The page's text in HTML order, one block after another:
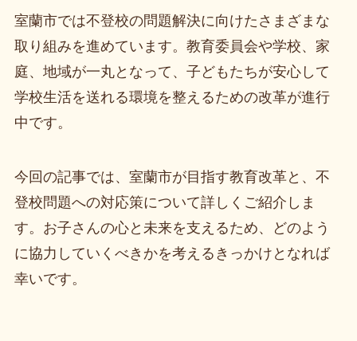
室蘭市では不登校の問題解決に向けたさまざまな
取り組みを進めています。教育委員会や学校、家
庭、地域が一丸となって、子どもたちが安心して
学校生活を送れる環境を整えるための改革が進行
中です。
今回の記事では、室蘭市が目指す教育改革と、不
登校問題への対応策について詳しくご紹介しま
す。お子さんの心と未来を支えるため、どのよう
に協力していくべきかを考えるきっかけとなれば
幸いです。